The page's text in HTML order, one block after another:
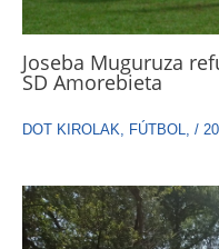
Joseba Muguruza
SD Amorebieta
DOT KIROLAK FÚTBOL /